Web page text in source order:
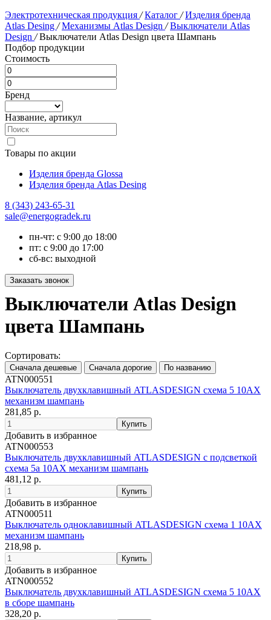
Электротехническая продукция / Каталог / Изделия бренда
Atlas Desing / Механизмы Atlas Design / Выключатели Atlas
Design / Выключатели Atlas Design цвета Шампань
Подбор продукции
Стоимость
Бренд
Название, артикул
Товары по акции
Изделия бренда Glossa
Изделия бренда Atlas Desing
8 (343) 243-65-31
sale@energogradek.ru
пн-чт: с 9:00 до 18:00
пт: с 9:00 до 17:00
сб-вс: выходной
Выключатели Atlas Design
цвета Шампань
Сортировать:
ATN000551
Выключатель двухклавишный ATLASDESIGN схема 5 10АХ
механизм шампань
281,85 р.
Добавить в избранное
ATN000553
Выключатель двухклавишный ATLASDESIGN с подсветкой
схема 5а 10АХ механизм шампань
481,12 р.
Добавить в избранное
ATN000511
Выключатель одноклавишный ATLASDESIGN схема 1 10АХ
механизм шампань
218,98 р.
Добавить в избранное
ATN000552
Выключатель двухклавишный ATLASDESIGN схема 5 10АХ
в сборе шампань
328,20 р.